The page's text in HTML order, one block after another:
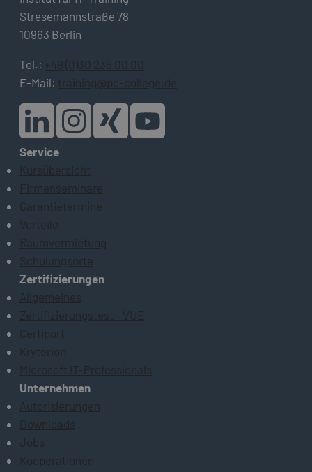
Stresemannstraße 78
10963 Berlin
Tel.: +49 (0)30 235 00 00
E-Mail: training@pc-college.de
Service
Kursübersicht
Firmenseminare
Garantietermine
Vorteile
Raumvermietung
Schulungsorte
Zertifizierungen
Allgemeines
Zertifizierungstest - VUE
Certiport
Kryterion
Microsoft IT-Professionals
Unternehmen
Autorisierungen
Downloads
Jobs
Kooperationen